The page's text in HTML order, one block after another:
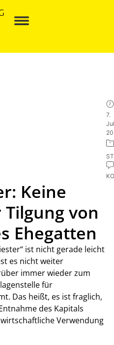
7.
Keine
von
Ehegatten
ist nicht gerade leicht
es nicht weiter
immer wieder zum
für
Das heißt, es ist fraglich,
des Kapitals
Verwendung